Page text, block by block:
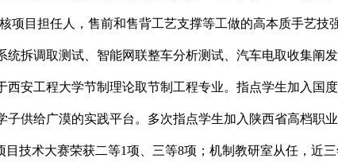
项目担任人，售前和售背工艺支撑等工做的高本质手艺
拆调取测试、智能网联整车分析测试、汽车电取收集阐
西安工程大学节制理论取节制工程专业。指点学生加入
供给广漠的实践平台。多次指点学生加入陕西省高档职
目技术大赛荣获二等1项、三等8项；机制教研室从任，